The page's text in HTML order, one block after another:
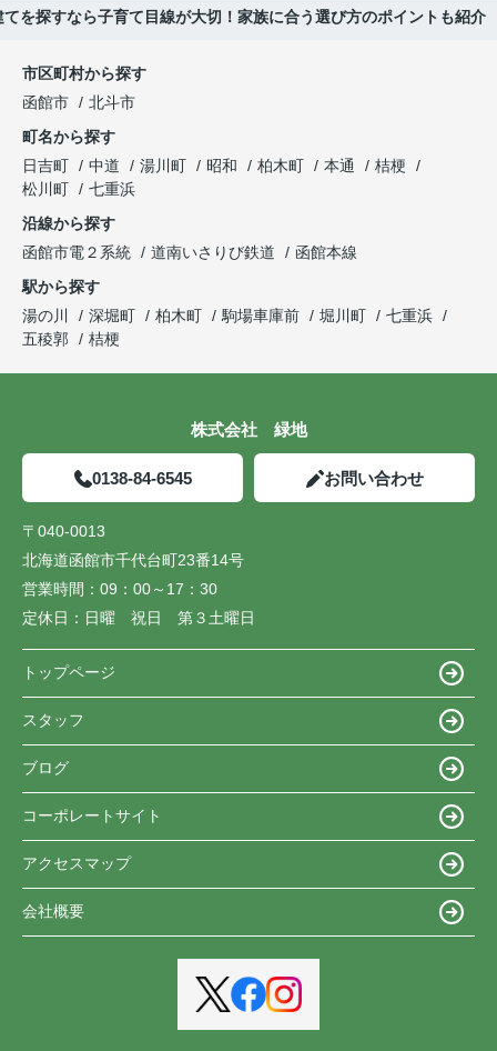
を探すなら子育て目線が大切！家族に合う選び方のポイントも紹介
市区町村から探す
函館市
北斗市
町名から探す
日吉町
中道 湯川町 昭和 柏木町 本通
桔梗
松川町
七重浜
沿線から探す
函館市電２系統
道南いさりび鉄道
函館本線
駅から探す
湯の川
深堀町 柏木町 駒場車庫前 堀川町
七重浜
五稜郭
桔梗
株式会社 緑地
0138-84-6545 お問い合わせ
〒040-0013
北海道函館市千代台町23番14号
営業時間： 09：00～17：30
定休日： 日曜 祝日 第３土曜日
トップページ
スタッフ
ブログ
コーポレートサイト
アクセスマップ
会社概要